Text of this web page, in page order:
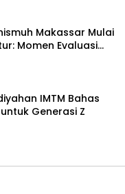
Makassar Mulai
Momen Evaluasi
IMTM Bahas
Generasi Z